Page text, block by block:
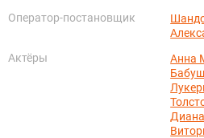
Оператор-постановщик
Актёры
Анна